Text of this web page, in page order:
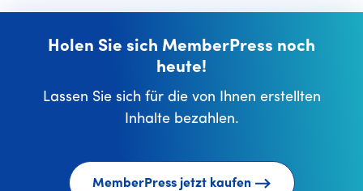
Holen Sie sich MemberPress noch
heute!
Lassen Sie sich für die von Ihnen erstellten
Inhalte bezahlen.
MemberPress jetzt kaufen